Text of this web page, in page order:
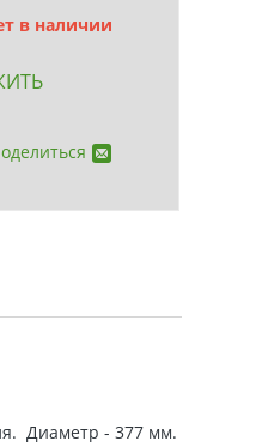
в наличии
Диаметр - 377 мм.